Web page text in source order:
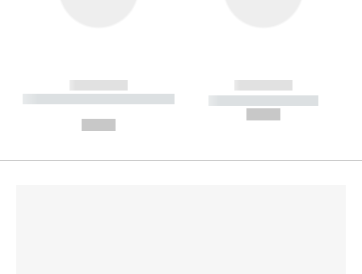
------------
----------- ----------- --------
------------
----------- -----------